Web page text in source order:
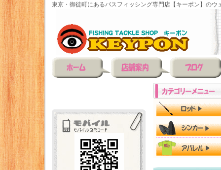
東京・御徒町にあるバスフィッシング専門店【キーポン】のウ